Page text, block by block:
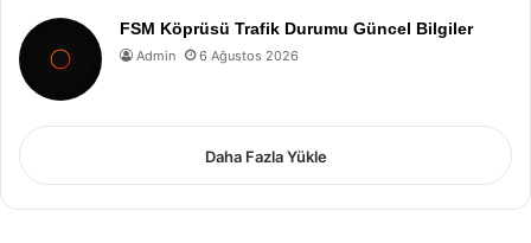
FSM Köprüsü Trafik Durumu Güncel Bilgiler
Admin 6 Ağustos 2026
Daha Fazla Yükle